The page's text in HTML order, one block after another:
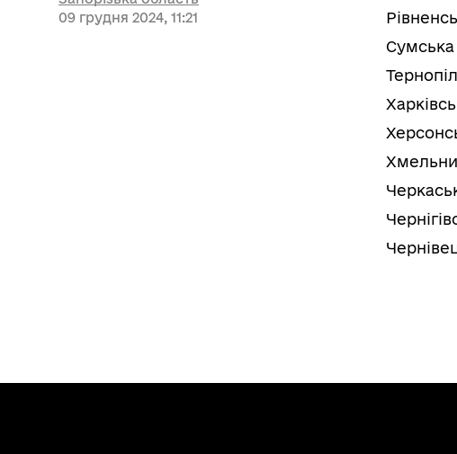
кваліфікацію або опанувати нову
професію. Переможці отримають
09 грудня 2024, 11:21
Сумська